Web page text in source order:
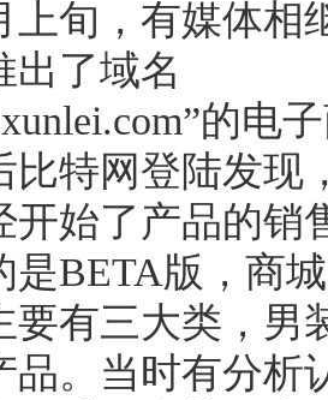
旬，有媒体相
出了域名
的电
比特网登陆发现
开始了产品的销
是BETA版，商
要有三大类，男
品。当时有分析